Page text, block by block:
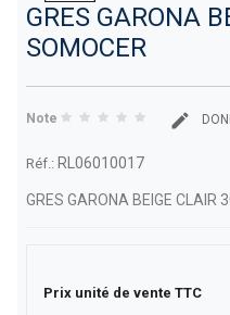
GRES GARONA
SOMOCER
Note
Réf.: RL06010017
GRES GARONA BEIGE CLAIR
Prix unité de vente TTC